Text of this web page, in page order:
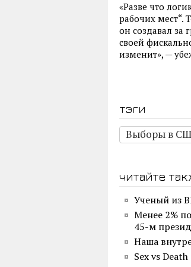
«Разве что
рабочих мест“.
он создавал за
своей
изменит», —
тэги
Выборы в
читайте
Ученый из
Менее 2%
45-м
Наша
Sex vs